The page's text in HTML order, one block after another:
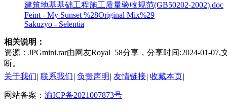
建筑地基基础工程施工质量验收规范(GB50202-2002).doc
Feint - My Sunset %28Original Mix%29
Sakuzyo - Selentia
相关说明：
资源：JPGmini.rar由网友Royal_58分享，分享时间:2024-01-
断。
关于我们| 联系我们| 负责声明 | 友情链接| 收藏本页|
网站备案： 渝ICP备2021007873号